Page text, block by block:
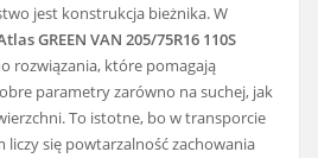
jest konstrukcja bieżnika. W
GREEN VAN 205/75R16 110S
rozwiązania, które pomagają
parametry zarówno na suchej, jak
To istotne, bo w transporcie
liczy się powtarzalność zachowania